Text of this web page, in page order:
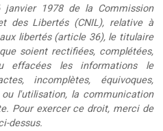
1978 de la Commission
des Libertés (CNIL), relative à
libertés (article 36), le titulaire
soient rectifiées, complétées,
effacées les informations le
incomplètes, équivoques,
l'utilisation, la communication
Pour exercer ce droit, merci de
dessus.